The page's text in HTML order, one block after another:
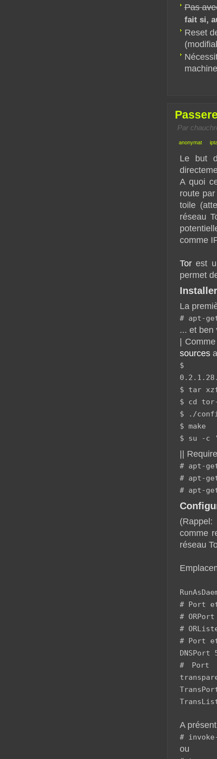
Pas
fait si,
Reset
Par
anonymat
Le but
A quoi
route
toile
réseau
comme
Torest
permet
La
# apt-
... et ben
|
sources
$
$ tar
$ cd
$ ./
$ make
$ su -c
||
# apt-
# apt-
# apt-
comme
réseau
# Port
# ORPort
#
# Port
DNSPort
# Port
A
#
ou